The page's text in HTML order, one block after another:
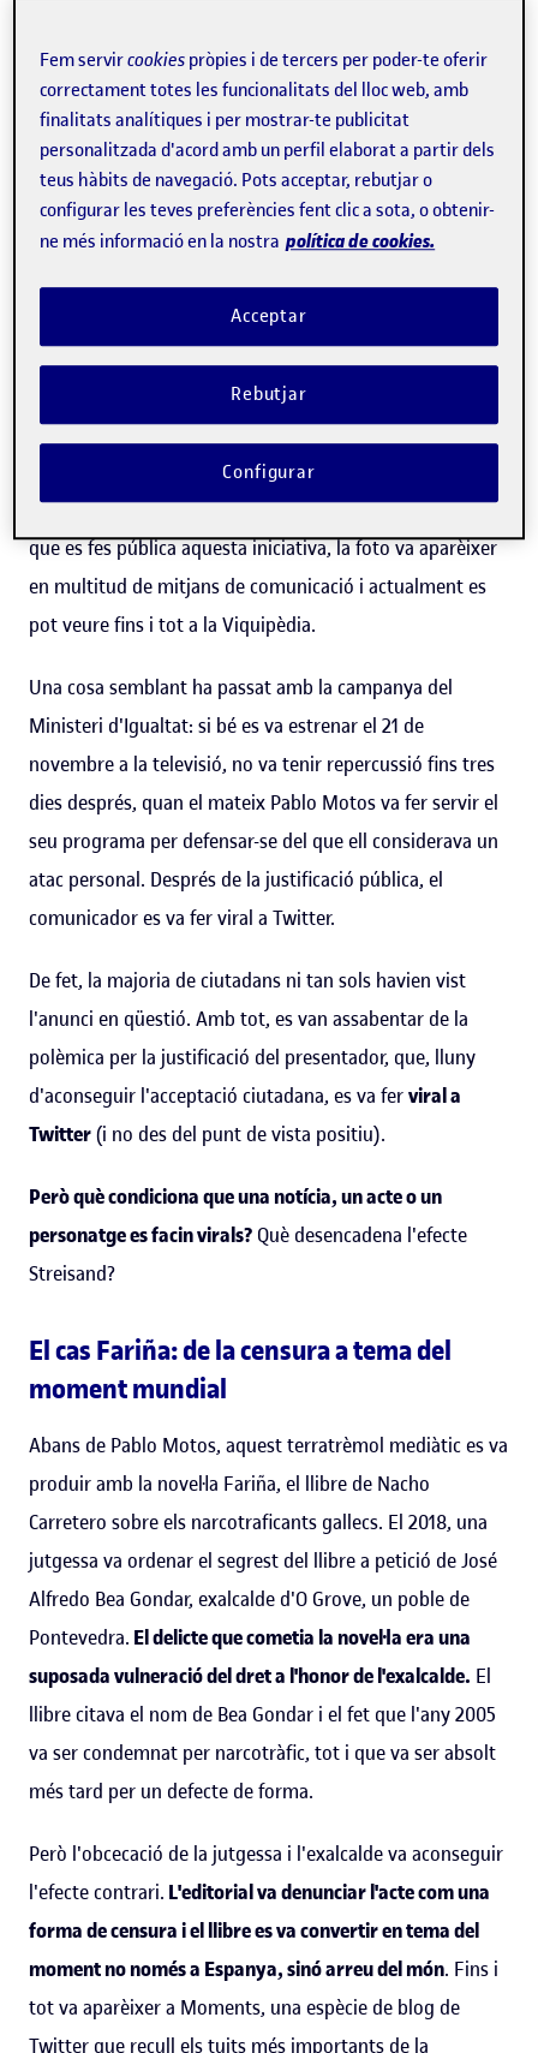
majoria de vegades, l'intent de censura o d'encobriment
d'una informació dona més visibilitat al tema. Fins i tot
més que si no s'hagués volgut fer callar aquesta
informació.I això s'anomena efecte Streisand.
ABarbra Streisandno li va agradar gens que el 2003 es
Califòrnia, de manera que va portar l'assumpte als
tribunals.La foto de la casa de Streisand formava part
d'un projecte de 12.000 imatges que reflectien l'erosió de
la costa de Califòrnia. Fins al moment de la demanda,
aquesta imatge només tenia sis baixades, dues de les
quals eren dels advocats de la cantant i actriu. Després
que es fes pública aquesta iniciativa, la foto va aparèixer
en multitud de mitjans de comunicació i actualment es
pot veure fins i tot a la Viquipèdia.
Una cosa semblant ha passat amb la campanya del
Ministeri d'Igualtat: si bé es va estrenar el 21 de
novembre a la televisió, no va tenir repercussió fins tres
dies després, quan el mateix Pablo Motos va fer servir el
seu programa per defensar-se del que ell considerava un
atac personal. Després de la justificació pública, el
comunicador es va fer viral a Twitter.
De fet, la majoria de ciutadans ni tan sols havien vist
l'anunci en qüestió. Amb tot, es van assabentar de la
polèmica per la justificació del presentador, que, lluny
d'aconseguir l'acceptació ciutadana, es va ferviral a
Twitter(i no des del punt de vista positiu).
Però què condiciona que una notícia, un acte o un
personatge es facin virals? Què desencadena l'efecte
Streisand?
El cas Fariña: de la censura a tema del
moment mundial
Abans de Pablo Motos, aquest terratrèmol mediàtic es va
produir amb la novel·la Fariña, el llibre de Nacho
Carretero sobre els narcotraficants gallecs. El 2018, una
jutgessa va ordenar el segrest del llibre a petició de José
Alfredo Bea Gondar, exalcalde d'O Grove, un poble de
Pontevedra. El delicte que cometia la novel·la era una
suposada vulneració del dret a l'honor de l'exalcalde. El
llibre citava el nom de Bea Gondar i el fet que l'any 2005
va ser condemnat per narcotràfic, tot i que va ser absolt
més tard per un defecte de forma.
Però l'obcecació de la jutgessa i l'exalcalde va aconseguir
l'efecte contrari. L'editorial va denunciar l'acte com una
forma de censura i el llibre es va convertir en tema del
moment no només a Espanya, sinó arreu del món. Fins i
tot va aparèixer a Moments, una espècie de blog de
Twitter que recull els tuits més importants de la
Fem servircookies pròpies i de tercers per poder-te oferir
correctament totes les funcionalitats del lloc web, amb
finalitats analítiques i per mostrar-te publicitat
personalitzada d'acord amb un perfil elaborat a partir dels
teus hàbits de navegació. Pots acceptar, rebutjar o
configurar les teves preferències fent clic a sota, o obtenir-
ne més informació en la nostra política de cookies.
Rebutjar
Acceptar
Configurar